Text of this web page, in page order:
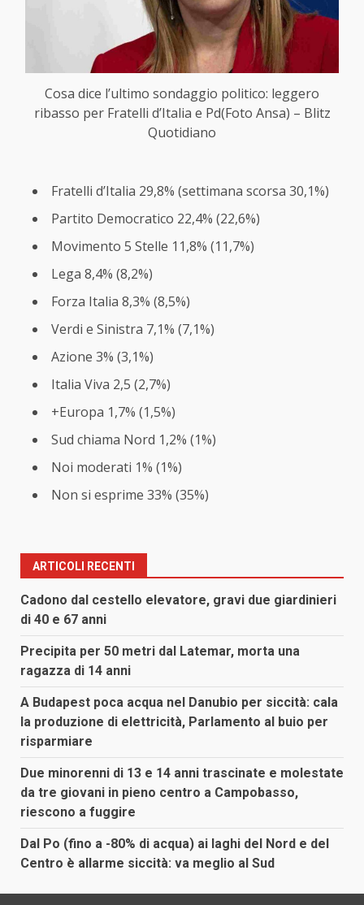
Cosa dice l’ultimo sondaggio politico: leggero
ribasso per Fratelli d’Italia e Pd(Foto Ansa) – Blitz
Quotidiano
Fratelli d’Italia 29,8% (settimana scorsa 30,1%)
Partito Democratico 22,4% (22,6%)
Movimento 5 Stelle 11,8% (11,7%)
Lega 8,4% (8,2%)
Forza Italia 8,3% (8,5%)
Verdi e Sinistra 7,1% (7,1%)
Azione 3% (3,1%)
Italia Viva 2,5 (2,7%)
+Europa 1,7% (1,5%)
Sud chiama Nord 1,2% (1%)
Noi moderati 1% (1%)
Non si esprime 33% (35%)
ARTICOLI RECENTI
Cadono dal cestello elevatore, gravi due giardinieri
di 40 e 67 anni
Precipita per 50 metri dal Latemar, morta una
ragazza di 14 anni
A Budapest poca acqua nel Danubio per siccità: cala
la produzione di elettricità, Parlamento al buio per
risparmiare
Due minorenni di 13 e 14 anni trascinate e molestate
da tre giovani in pieno centro a Campobasso,
riescono a fuggire
Dal Po (fino a -80% di acqua) ai laghi del Nord e del
Centro è allarme siccità: va meglio al Sud